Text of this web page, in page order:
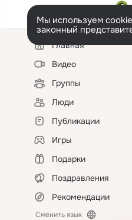
Мы используем
законный
Левая
колонкаГлавная
Видео
Группы
Люди
Публикации
Игры
Подарки
Поздравления
Рекомендации
Сменить язык